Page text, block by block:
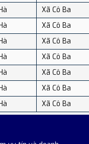
Xã Cô Ba
Xã Cô Ba
Xã Cô Ba
Xã Cô Ba
Xã Cô Ba
Xã Cô Ba
Xã Cô Ba